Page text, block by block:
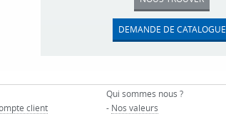
DEMANDE DE CATALOGUE
client
Qui sommes nous ?
- Nos valeurs